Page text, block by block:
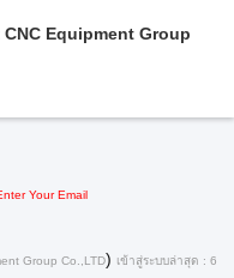
CNC Equipment Group
Your Email
Group Co.,LTD) เข้าสู่ระบบล่าสุด : 6